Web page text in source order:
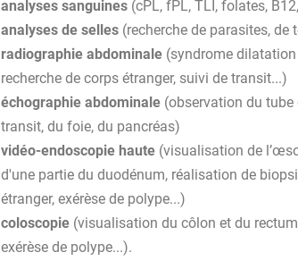
analyses sanguines (cPL, fPL, TLI, folates,
analyses de selles (recherche de parasites, de
radiographie abdominale (syndrome
recherche de corps étranger, suivi de transit...)
échographie abdominale (observation du
transit, du foie, du pancréas)
vidéo-endoscopie haute (visualisation de
d'une partie du duodénum, réalisation de
étranger, exérèse de polype...)
coloscopie (visualisation du côlon et du
exérèse de polype...).